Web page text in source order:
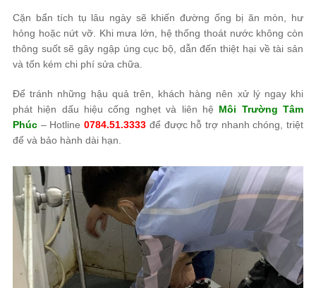
Cặn bẩn tích tụ lâu ngày sẽ khiến đường ống bị ăn mòn, hư
hỏng hoặc nứt vỡ. Khi mưa lớn, hệ thống thoát nước không còn
thông suốt sẽ gây ngập úng cục bộ, dẫn đến thiệt hại về tài sản
và tốn kém chi phí sửa chữa.
Để tránh những hậu quả trên, khách hàng nên xử lý ngay khi
phát hiện dấu hiệu cống nghẹt và liên hệ Môi Trường Tâm
Phúc – Hotline0784.51.3333 để được hỗ trợ nhanh chóng, triệt
để và bảo hành dài hạn.